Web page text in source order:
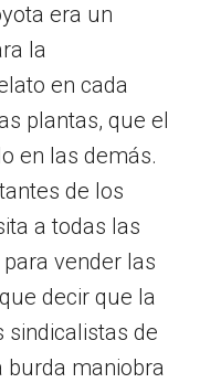
era un
la
en cada
plantas, que el
en las demás.
de los
a todas las
vender las
decir que la
sindicalistas de
burda maniobra